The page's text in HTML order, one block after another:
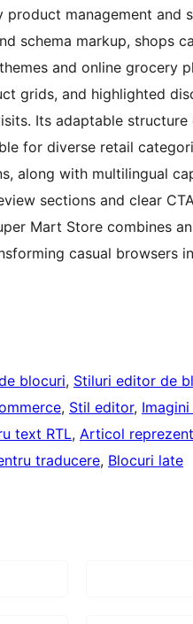
product management
schema markup, shops
and online grocery
grids, and highlighted
Its adaptable
for diverse retail
along with multilingual
sections and clear
Mart Store combines
casual browsers
blocuri, Stiluri editor de
, Stil editor,
text RTL, Articol
traducere, Blocuri late